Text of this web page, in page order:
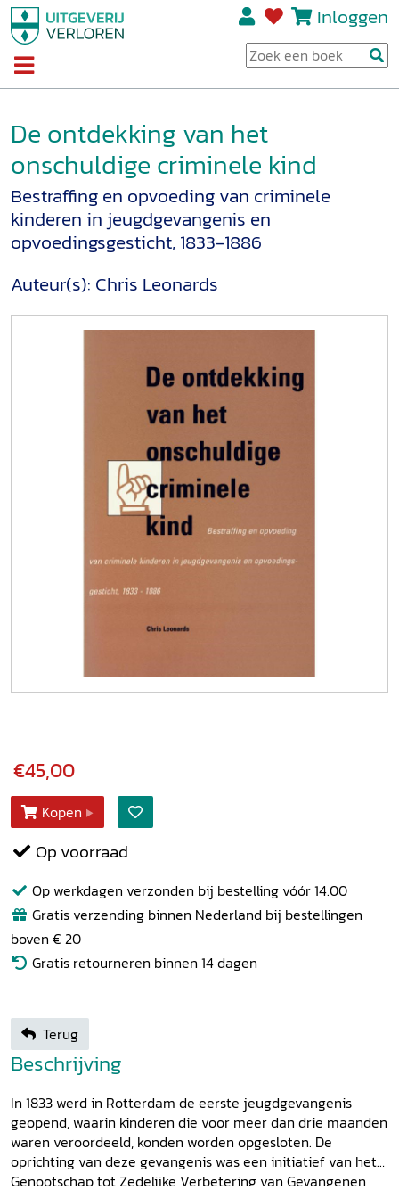
Inloggen
De ontdekking van het
onschuldige criminele kind
Bestraffing en opvoeding van criminele
kinderen in jeugdgevangenis en
opvoedingsgesticht, 1833-1886
Auteur(s): Chris Leonards
€45,00
Kopen
Op voorraad
Op werkdagen verzonden bij bestelling vóór 14.00
Gratis verzending binnen Nederland bij bestellingen
boven € 20
Gratis retourneren binnen 14 dagen
Terug
Beschrijving
In 1833 werd in Rotterdam de eerste jeugdgevangenis
geopend, waarin kinderen die voor meer dan drie maanden
waren veroordeeld, konden worden opgesloten. De
oprichting van deze gevangenis was een initiatief van het
Genootschap tot Zedelijke Verbetering van Gevangenen,